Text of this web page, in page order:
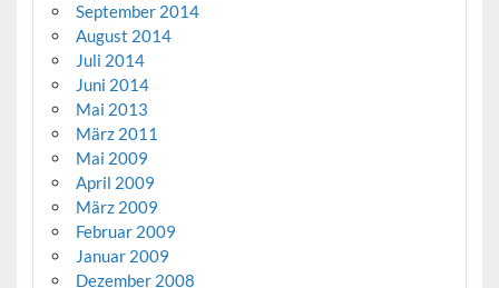
September 2014
August 2014
Juli 2014
Juni 2014
Mai 2013
März 2011
Mai 2009
April 2009
März 2009
Februar 2009
Januar 2009
Dezember 2008